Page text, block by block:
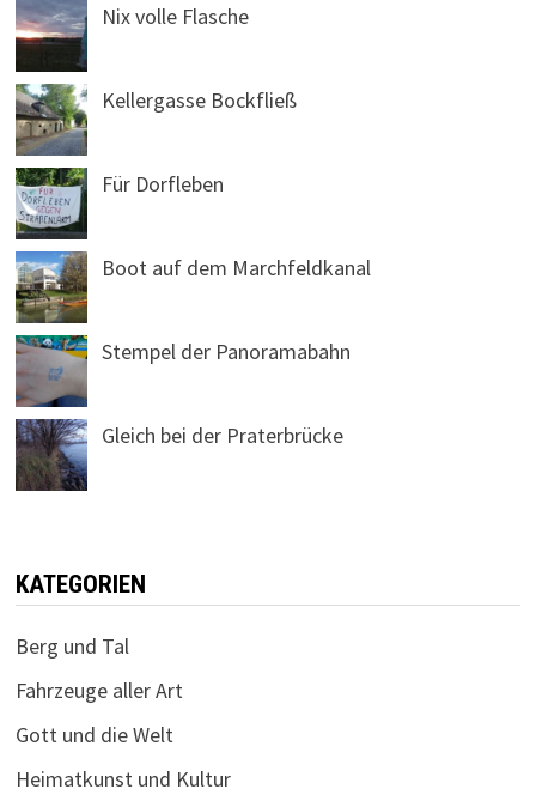
Nix volle Flasche
Kellergasse Bockfließ
Für Dorfleben
Boot auf dem Marchfeldkanal
Stempel der Panoramabahn
Gleich bei der Praterbrücke
KATEGORIEN
Berg und Tal
Fahrzeuge aller Art
Gott und die Welt
Heimatkunst und Kultur